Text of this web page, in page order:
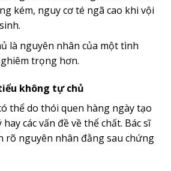
kém, nguy cơ té ngã cao khi vội
là nguyên nhân của một tình
trọng hơn.
không tự chủ
thể do thói quen hàng ngày tạo
các vấn đề về thể chất. Bác sĩ
rõ nguyên nhân đằng sau chứng